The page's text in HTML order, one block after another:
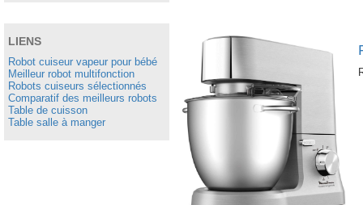
LIENS
Robot cuiseur vapeur pour bébé
Meilleur robot multifonction
Robots cuiseurs sélectionnés
Comparatif des meilleurs robots
Table de cuisson
Table salle à manger